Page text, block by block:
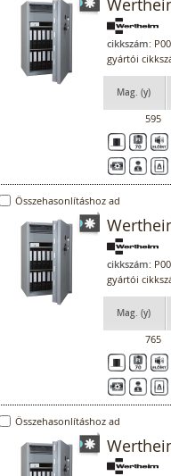
cikkszám:
gyártói
Mag. (y)
595
Összehasonlításhoz ad
cikkszám:
gyártói
Mag. (y)
765
Összehasonlításhoz ad